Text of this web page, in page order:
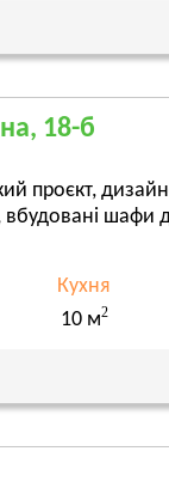
18-б
проєкт,
вбудовані шафи
Кухня
10 м2